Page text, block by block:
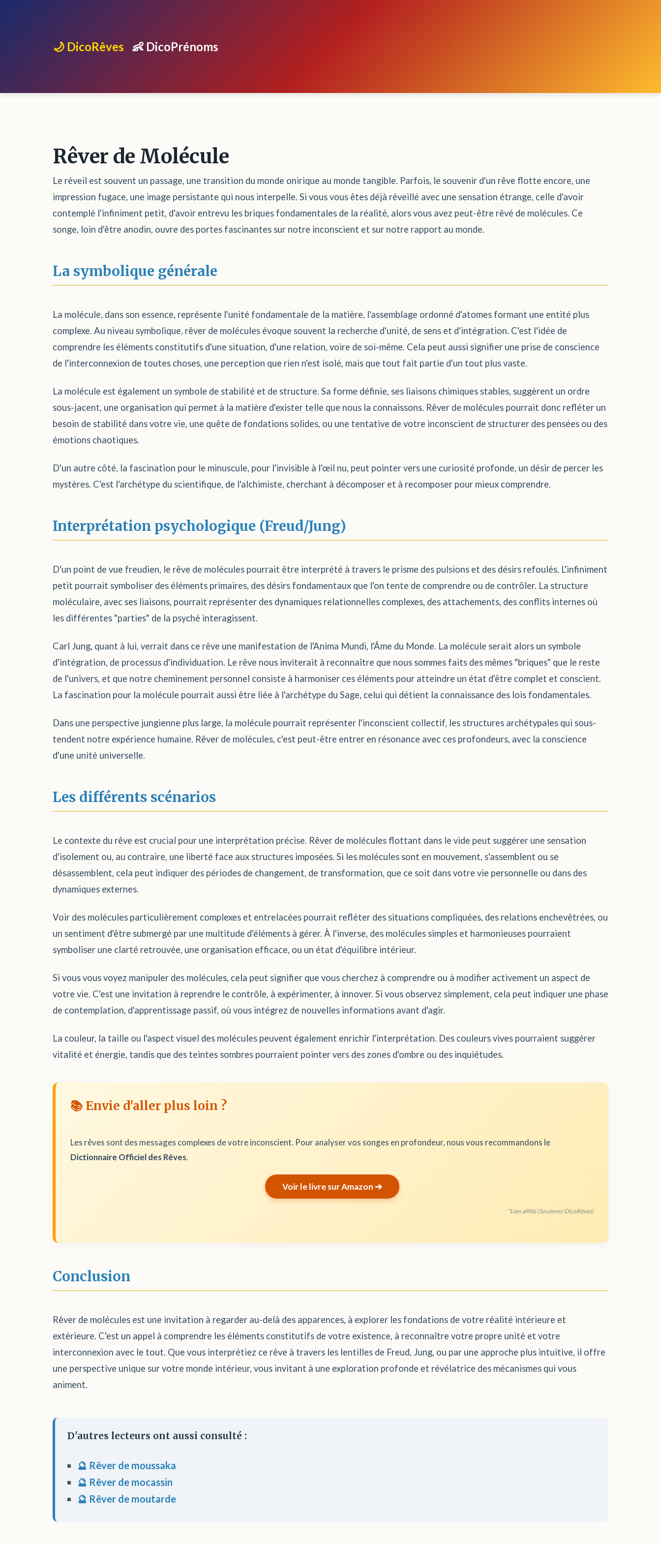
🌙 DicoRêves 👶 DicoPrénoms
Rêver de Molécule
Le réveil est souvent un passage, une transition du monde onirique au monde tangible. Parfois, le souvenir d'un rêve flotte encore, une
impression fugace, une image persistante qui nous interpelle. Si vous vous êtes déjà réveillé avec une sensation étrange, celle d'avoir
contemplé l'infiniment petit, d'avoir entrevu les briques fondamentales de la réalité, alors vous avez peut-être rêvé de molécules. Ce
songe, loin d'être anodin, ouvre des portes fascinantes sur notre inconscient et sur notre rapport au monde.
La symbolique générale
La molécule, dans son essence, représente l'unité fondamentale de la matière, l'assemblage ordonné d'atomes formant une entité plus
complexe. Au niveau symbolique, rêver de molécules évoque souvent la recherche d'unité, de sens et d'intégration. C'est l'idée de
comprendre les éléments constitutifs d'une situation, d'une relation, voire de soi-même. Cela peut aussi signifier une prise de conscience
de l'interconnexion de toutes choses, une perception que rien n'est isolé, mais que tout fait partie d'un tout plus vaste.
La molécule est également un symbole de stabilité et de structure. Sa forme définie, ses liaisons chimiques stables, suggèrent un ordre
sous-jacent, une organisation qui permet à la matière d'exister telle que nous la connaissons. Rêver de molécules pourrait donc refléter un
besoin de stabilité dans votre vie, une quête de fondations solides, ou une tentative de votre inconscient de structurer des pensées ou des
émotions chaotiques.
D'un autre côté, la fascination pour le minuscule, pour l'invisible à l'œil nu, peut pointer vers une curiosité profonde, un désir de percer les
mystères. C'est l'archétype du scientifique, de l'alchimiste, cherchant à décomposer et à recomposer pour mieux comprendre.
Interprétation psychologique (Freud/Jung)
D'un point de vue freudien, le rêve de molécules pourrait être interprété à travers le prisme des pulsions et des désirs refoulés. L'infiniment
petit pourrait symboliser des éléments primaires, des désirs fondamentaux que l'on tente de comprendre ou de contrôler. La structure
moléculaire, avec ses liaisons, pourrait représenter des dynamiques relationnelles complexes, des attachements, des conflits internes où
les différentes "parties" de la psyché interagissent.
Carl Jung, quant à lui, verrait dans ce rêve une manifestation de l'Anima Mundi, l'Âme du Monde. La molécule serait alors un symbole
d'intégration, de processus d'individuation. Le rêve nous inviterait à reconnaître que nous sommes faits des mêmes "briques" que le reste
de l'univers, et que notre cheminement personnel consiste à harmoniser ces éléments pour atteindre un état d'être complet et conscient.
La fascination pour la molécule pourrait aussi être liée à l'archétype du Sage, celui qui détient la connaissance des lois fondamentales.
Dans une perspective jungienne plus large, la molécule pourrait représenter l'inconscient collectif, les structures archétypales qui sous-
tendent notre expérience humaine. Rêver de molécules, c'est peut-être entrer en résonance avec ces profondeurs, avec la conscience
d'une unité universelle.
Les différents scénarios
Le contexte du rêve est crucial pour une interprétation précise. Rêver de molécules flottant dans le vide peut suggérer une sensation
d'isolement ou, au contraire, une liberté face aux structures imposées. Si les molécules sont en mouvement, s'assemblent ou se
désassemblent, cela peut indiquer des périodes de changement, de transformation, que ce soit dans votre vie personnelle ou dans des
dynamiques externes.
Voir des molécules particulièrement complexes et entrelacées pourrait refléter des situations compliquées, des relations enchevêtrées, ou
un sentiment d'être submergé par une multitude d'éléments à gérer. À l'inverse, des molécules simples et harmonieuses pourraient
symboliser une clarté retrouvée, une organisation efficace, ou un état d'équilibre intérieur.
Si vous vous voyez manipuler des molécules, cela peut signifier que vous cherchez à comprendre ou à modifier activement un aspect de
votre vie. C'est une invitation à reprendre le contrôle, à expérimenter, à innover. Si vous observez simplement, cela peut indiquer une phase
de contemplation, d'apprentissage passif, où vous intégrez de nouvelles informations avant d'agir.
La couleur, la taille ou l'aspect visuel des molécules peuvent également enrichir l'interprétation. Des couleurs vives pourraient suggérer
vitalité et énergie, tandis que des teintes sombres pourraient pointer vers des zones d'ombre ou des inquiétudes.
📚 Envie d'aller plus loin ?
Les rêves sont des messages complexes de votre inconscient. Pour analyser vos songes en profondeur, nous vous recommandons le
Dictionnaire Officiel des Rêves.
Voir le livre sur Amazon ➔
*Lien affilié (Soutenez DicoRêves)
Conclusion
Rêver de molécules est une invitation à regarder au-delà des apparences, à explorer les fondations de votre réalité intérieure et
extérieure. C'est un appel à comprendre les éléments constitutifs de votre existence, à reconnaître votre propre unité et votre
interconnexion avec le tout. Que vous interprétiez ce rêve à travers les lentilles de Freud, Jung, ou par une approche plus intuitive, il offre
une perspective unique sur votre monde intérieur, vous invitant à une exploration profonde et révélatrice des mécanismes qui vous
animent.
D'autres lecteurs ont aussi consulté :
🔮 Rêver de moussaka
🔮 Rêver de mocassin
🔮 Rêver de moutarde